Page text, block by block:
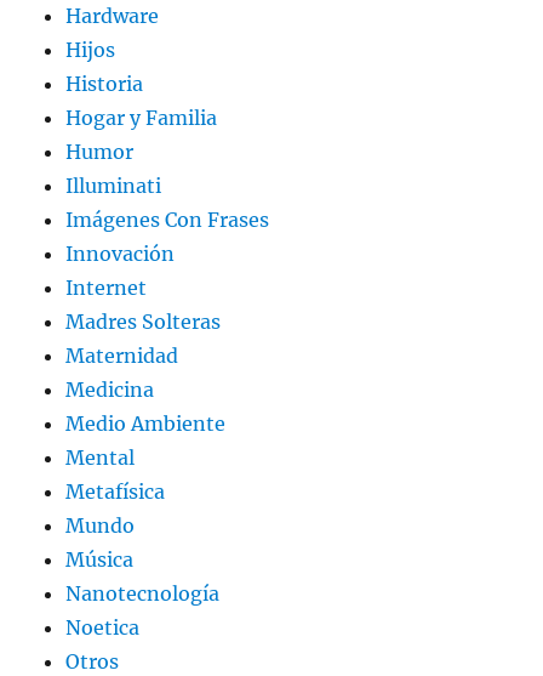
Hardware
Hijos
Historia
Hogar y Familia
Humor
Illuminati
Imágenes Con Frases
Innovación
Internet
Madres Solteras
Maternidad
Medicina
Medio Ambiente
Mental
Metafísica
Mundo
Música
Nanotecnología
Noetica
Otros